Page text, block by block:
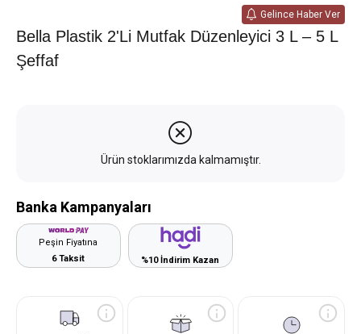
Gelince Haber Ver
Bella Plastik 2'li Mutfak Düzenleyici 3 L – 5 L
Şeffaf
Ürün stoklarımızda kalmamıştır.
Banka Kampanyaları
Peşin Fiyatına
6 Taksit
%10 İndirim Kazan